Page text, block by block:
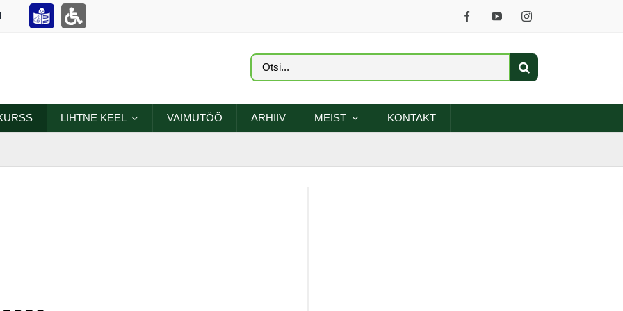
Search
for:
LIHTNE KEEL VAIMUTÖÖ ARHIIV MEIST KONTAKT